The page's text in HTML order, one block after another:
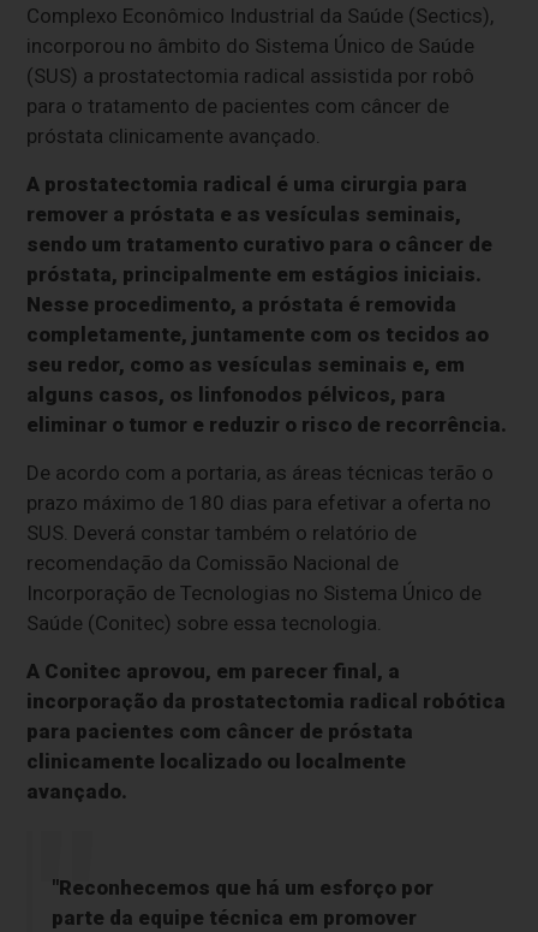
Complexo Econômico Industrial da Saúde (Sectics),
incorporou no âmbito do Sistema Único de Saúde
(SUS) a prostatectomia radical assistida por robô
para o tratamento de pacientes com câncer de
próstata clinicamente avançado.
A prostatectomia radical é uma cirurgia para
remover a próstata e as vesículas seminais,
sendo um tratamento curativo para o câncer de
próstata, principalmente em estágios iniciais.
Nesse procedimento, a próstata é removida
completamente, juntamente com os tecidos ao
seu redor, como as vesículas seminais e, em
alguns casos, os linfonodos pélvicos, para
eliminar o tumor e reduzir o risco de recorrência.
De acordo com a portaria, as áreas técnicas terão o
prazo máximo de 180 dias para efetivar a oferta no
SUS. Deverá constar também o relatório de
recomendação da Comissão Nacional de
Incorporação de Tecnologias no Sistema Único de
Saúde (Conitec) sobre essa tecnologia.
A Conitec aprovou, em parecer final, a
incorporação da prostatectomia radical robótica
para pacientes com câncer de próstata
clinicamente localizado ou localmente
avançado.
"Reconhecemos que há um esforço por
parte da equipe técnica em promover